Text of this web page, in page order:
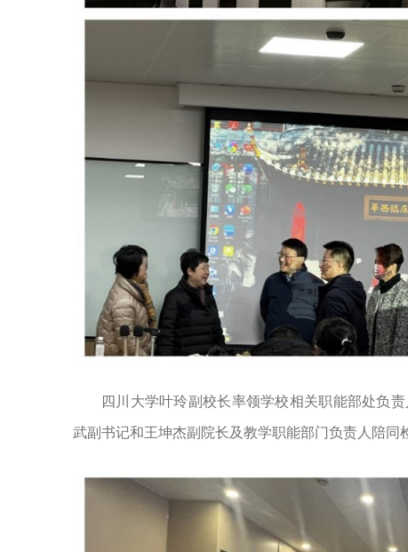
四川大学叶玲副校长率领学校相关职能部处负
武副书记和王坤杰副院长及教学职能部门负责人陪同